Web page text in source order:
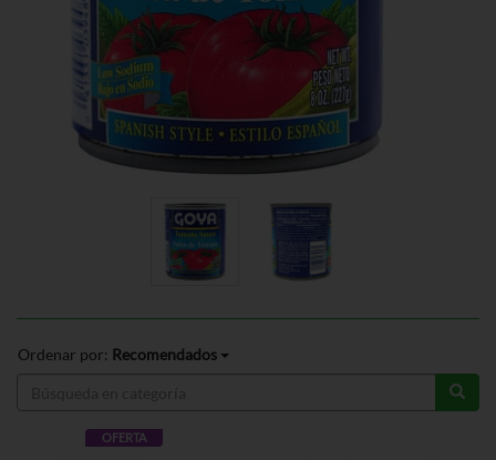
Ordenar por: Recomendados
OFERTA